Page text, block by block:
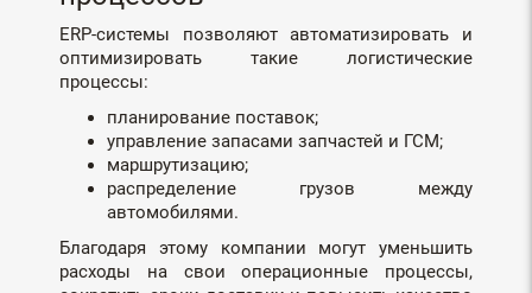
ERP-системы позволяют автоматизировать и
оптимизировать такие логистические
процессы:
планирование поставок;
управление запасами запчастей и ГСМ;
маршрутизацию;
распределение грузов между
автомобилями.
Благодаря этому компании могут уменьшить
расходы на свои операционные процессы,